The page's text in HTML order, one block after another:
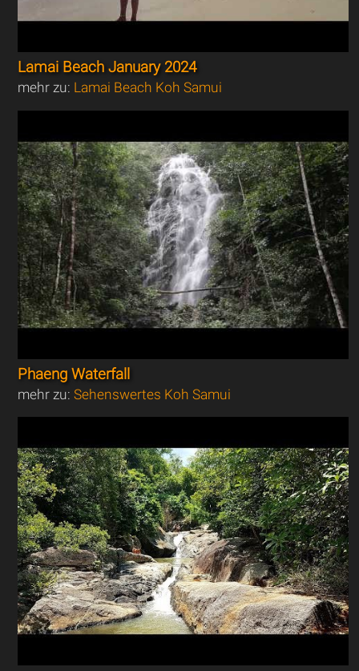
Lamai Beach January 2024
mehr zu: Lamai Beach Koh Samui
Phaeng Waterfall
mehr zu:Sehenswertes Koh Samui